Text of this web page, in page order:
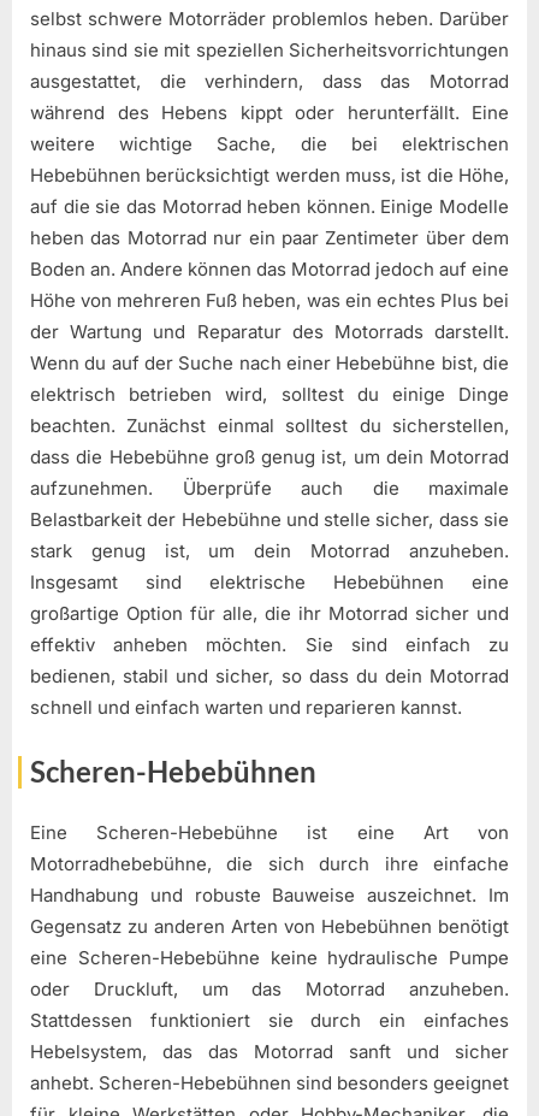
selbst schwere Motorräder problemlos heben. Darüber
hinaus sind sie mit speziellen Sicherheitsvorrichtungen
ausgestattet, die verhindern, dass das Motorrad
während des Hebens kippt oder herunterfällt. Eine
weitere wichtige Sache, die bei elektrischen
Hebebühnen berücksichtigt werden muss, ist die Höhe,
auf die sie das Motorrad heben können. Einige Modelle
heben das Motorrad nur ein paar Zentimeter über dem
Boden an. Andere können das Motorrad jedoch auf eine
Höhe von mehreren Fuß heben, was ein echtes Plus bei
der Wartung und Reparatur des Motorrads darstellt.
Wenn du auf der Suche nach einer Hebebühne bist, die
elektrisch betrieben wird, solltest du einige Dinge
beachten. Zunächst einmal solltest du sicherstellen,
dass die Hebebühne groß genug ist, um dein Motorrad
aufzunehmen. Überprüfe auch die maximale
Belastbarkeit der Hebebühne und stelle sicher, dass sie
stark genug ist, um dein Motorrad anzuheben.
Insgesamt sind elektrische Hebebühnen eine
großartige Option für alle, die ihr Motorrad sicher und
effektiv anheben möchten. Sie sind einfach zu
bedienen, stabil und sicher, so dass du dein Motorrad
schnell und einfach warten und reparieren kannst.
Scheren-Hebebühnen
Eine Scheren-Hebebühne ist eine Art von
Motorradhebebühne, die sich durch ihre einfache
Handhabung und robuste Bauweise auszeichnet. Im
Gegensatz zu anderen Arten von Hebebühnen benötigt
eine Scheren-Hebebühne keine hydraulische Pumpe
oder Druckluft, um das Motorrad anzuheben.
Stattdessen funktioniert sie durch ein einfaches
Hebelsystem, das das Motorrad sanft und sicher
anhebt. Scheren-Hebebühnen sind besonders geeignet